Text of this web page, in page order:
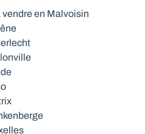
vendre en Malvoisin